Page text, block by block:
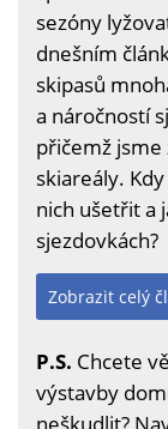
sezóny
dnešním
skipasů
a náročností
přičemž
skiareály.
nich ušetřit a
sjezdovkách?
Zobrazit celý
P.S. Chcete
výstavby
neškudlit?